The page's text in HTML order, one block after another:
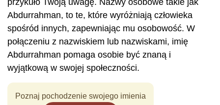
przykuło Twoją uwagę. Nazwy osobowe takie jak
Abdurrahman, to te, które wyróżniają człowieka
spośród innych, zapewniając mu osobowość. W
połączeniu z nazwiskiem lub nazwiskami, imię
Abdurrahman pomaga osobie być znaną i
wyjątkową w swojej społeczności.
Poznaj pochodzenie swojego imienia